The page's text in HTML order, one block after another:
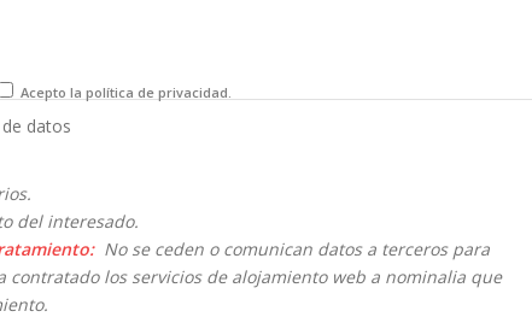
Acepto la política de privacidad.
datos
del interesado.
No se ceden o comunican datos a terceros para
contratado los servicios de alojamiento web a nominalia que